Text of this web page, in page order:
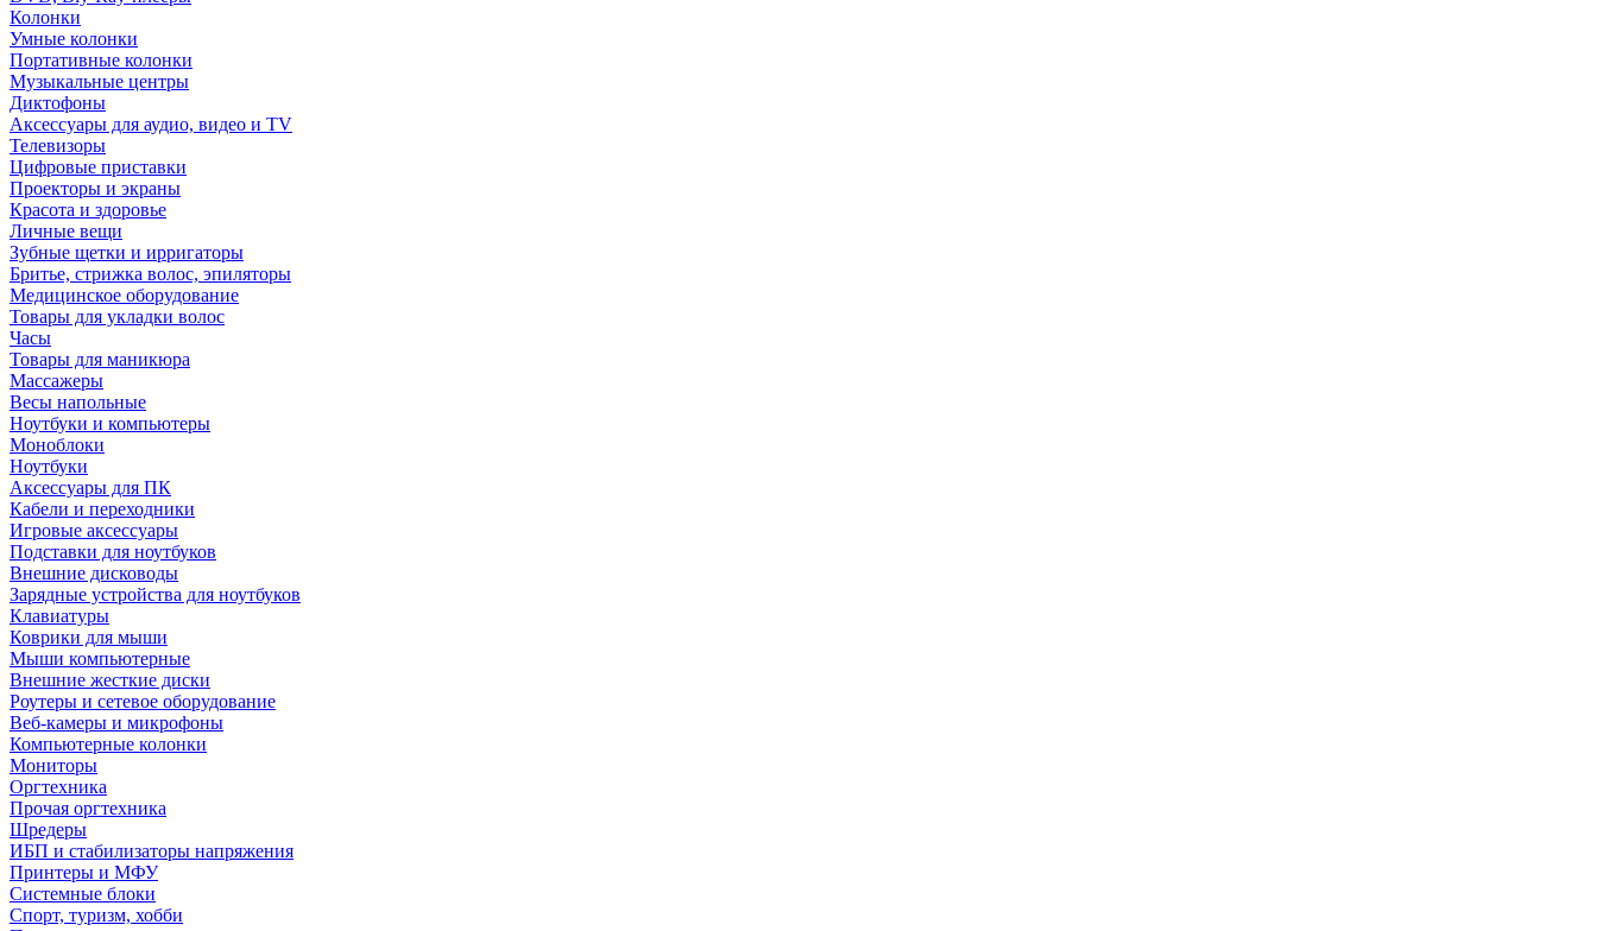
Колонки
Умные колонки
Портативные колонки
Музыкальные центры
Диктофоны
Аксессуары для аудио, видео и TV
Телевизоры
Цифровые приставки
Проекторы и экраны
Красота и здоровье
Личные вещи
Зубные щетки и ирригаторы
Бритье, стрижка волос, эпиляторы
Медицинское оборудование
Товары для укладки волос
Часы
Товары для маникюра
Массажеры
Весы напольные
Ноутбуки и компьютеры
Моноблоки
Ноутбуки
Аксессуары для ПК
Кабели и переходники
Игровые аксессуары
Подставки для ноутбуков
Внешние дисководы
Зарядные устройства для ноутбуков
Клавиатуры
Коврики для мыши
Мыши компьютерные
Внешние жесткие диски
Роутеры и сетевое оборудование
Веб-камеры и микрофоны
Компьютерные колонки
Мониторы
Оргтехника
Прочая оргтехника
Шредеры
ИБП и стабилизаторы напряжения
Принтеры и МФУ
Системные блоки
Спорт, туризм, хобби